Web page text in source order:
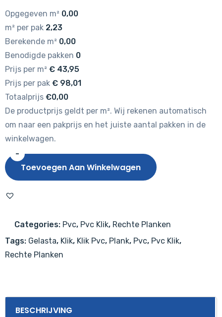
Opgegeven m² 0,00
m² per pak 2,23
Berekende m² 0,00
Benodigde pakken 0
Prijs per m² € 43,95
Prijs per pak € 98,01
Totaalprijs €0,00
De productprijs geldt per m². Wij rekenen automatisch
om naar een pakprijs en het juiste aantal pakken in de
winkelwagen.
-
Gelasta
Callisto
(rigid
Natural
Oak
Smoked
Toevoegen Aan Winkelwagen
Categories: Pvc, Pvc Klik, Rechte Planken
Tags: Gelasta, Klik, Klik Pvc, Plank, Pvc, Pvc Klik,
Rechte Planken
BESCHRIJVING